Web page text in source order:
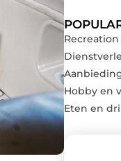
Recreation
Hobby en
Eten en